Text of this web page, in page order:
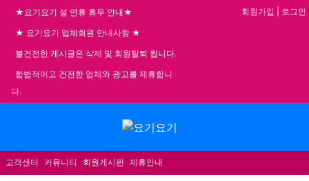
★요기요기 설 연휴 휴무 안내★
★ 요기요기 업체회원 안내사항 ★
불건전한 게시글은 삭제 및 회원탈퇴 됩니다.
합법적이고 건전한 업체와 광고를 제휴합니
다.
회원가입 로그인
고객센터 커뮤니티 회원게시판 제휴안내